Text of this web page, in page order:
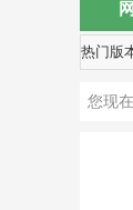
热门版
您现